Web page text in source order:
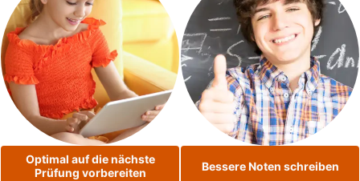
Optimal auf die nächste
Prüfung vorbereiten
Bessere Noten schreiben